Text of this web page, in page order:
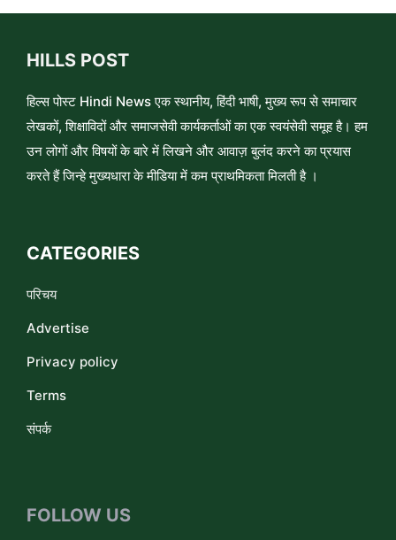
HILLS POST
हिल्स पोस्ट Hindi News एक स्थानीय, हिंदी भाषी, मुख्य रूप से समाचार
लेखकों, शिक्षाविदों और समाजसेवी कार्यकर्ताओं का एक स्वयंसेवी समूह है। हम
उन लोगों और विषयों के बारे में लिखने और आवाज़ बुलंद करने का प्रयास
करते हैं जिन्हे मुख्यधारा के मीडिया में कम प्राथमिकता मिलती है ।
CATEGORIES
परिचय
Advertise
Privacy policy
Terms
संपर्क
FOLLOW US